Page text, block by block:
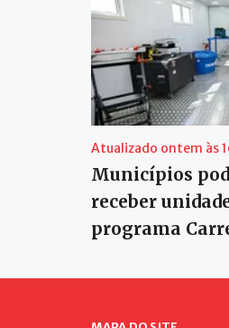
Atualizado ontem às
Municípios
receber
programa